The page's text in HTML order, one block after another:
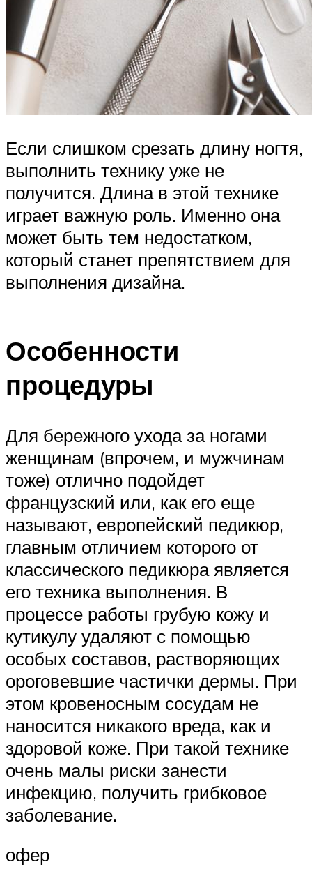
Если слишком срезать длину ногтя,
выполнить технику уже не
получится. Длина в этой технике
играет важную роль. Именно она
может быть тем недостатком,
который станет препятствием для
выполнения дизайна.
Особенности
процедуры
Для бережного ухода за ногами
женщинам (впрочем, и мужчинам
тоже) отлично подойдет
французский или, как его еще
называют, европейский педикюр,
главным отличием которого от
классического педикюра является
его техника выполнения. В
процессе работы грубую кожу и
кутикулу удаляют с помощью
особых составов, растворяющих
ороговевшие частички дермы. При
этом кровеносным сосудам не
наносится никакого вреда, как и
здоровой коже. При такой технике
очень малы риски занести
инфекцию, получить грибковое
заболевание.
офер